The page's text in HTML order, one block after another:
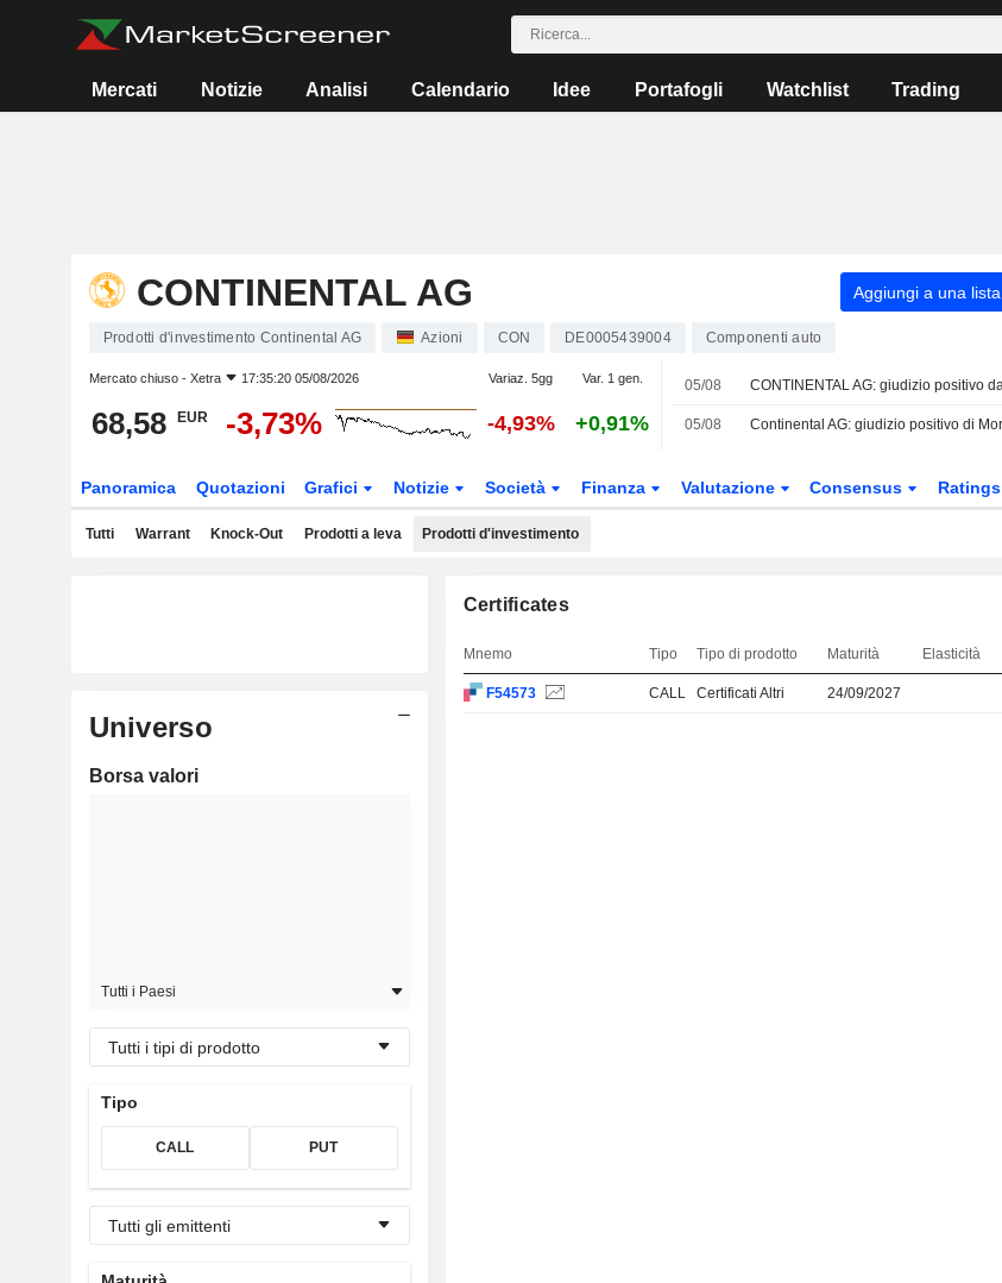
Mercati Notizie Analisi Calendario Idee Portafogli Watchlist Trading
CONTINENTAL AG Aggiungi a una lista
Prodotti d'investimento Continental AG Azioni CON DE0005439004 Componenti auto
Mercato chiuso - Xetra 17:35:20 05/08/2026 Variaz. 5gg Var. 1 gen.
68,58 EUR -3,73% -4,93% +0,91%
05/08
05/08
Panoramica Quotazioni Grafici Notizie Società Finanza Valutazione Consensus Ratings
Tutti Warrant Knock-Out Prodotti a leva Prodotti d'investimento
Universo
Borsa valori
Tutti i Paesi
Tutti i tipi di prodotto
Tipo
CALL PUT
Tutti gli emittenti
Certificates
Mnemo Tipo Tipo di prodotto Maturità Elasticità
F54573 CALL Certificati Altri 24/09/2027